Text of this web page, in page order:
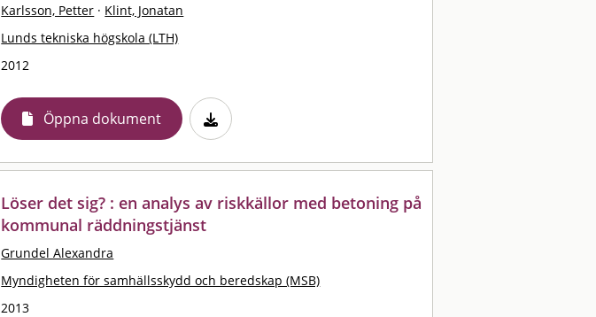
Karlsson, Petter · Klint, Jonatan
Lunds tekniska högskola (LTH)
2012
Öppna dokument
Löser det sig? : en analys av riskkällor med betoning på
kommunal räddningstjänst
Grundel Alexandra
Myndigheten för samhällsskydd och beredskap (MSB)
2013